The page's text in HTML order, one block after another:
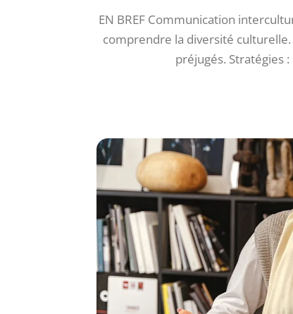
EN BREF Communication
comprendre la diversité
préjugés. Stratégies